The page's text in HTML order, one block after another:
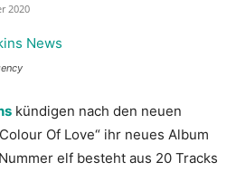
2020
kündigen nach den neuen
Of Love“ ihr neues Album
elf besteht aus 20 Tracks